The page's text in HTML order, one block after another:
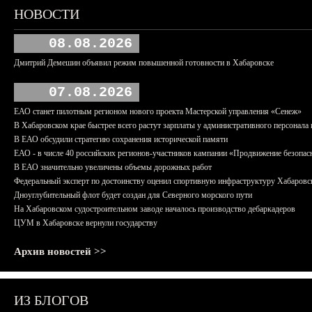
НОВОСТИ
08.08.2026
Дмитрий Демешин объявил режим повышенной готовности в Хабаровске
07.08.2026
ЕАО станет пилотным регионом нового проекта Мастерской управления «Сенеж»
В Хабаровском крае быстрее всего растут зарплаты у административного персонала
В ЕАО обсудили стратегию сохранения исторической памяти
ЕАО - в числе 40 российских регионов-участников кампании «Продвижение
В ЕАО значительно увеличены объемы дорожных работ
Федеральный эксперт по достоинству оценил спортивную инфраструктуру
Дноуглубительный флот будет создан для Северного морского пути
На Хабаровском судостроительном заводе началось производство дебаркадеров
ЦУМ в Хабаровске вернули государству
Архив новостей >>
ИЗ БЛОГОВ